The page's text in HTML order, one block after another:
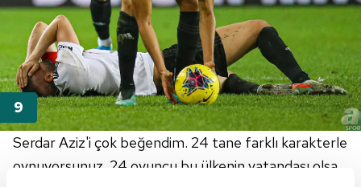
Serdar Aziz'i çok beğendim. 24 tane farklı karakterle
oynuyorsunuz. 24 oyuncu bu ülkenin vatandaşı olsa